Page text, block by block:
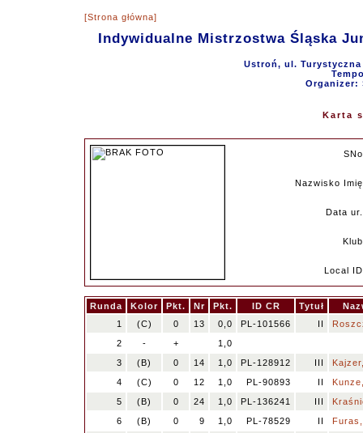
[Strona główna]
Indywidualne Mistrzostwa Śląska
Ustroń, ul. Turystyczna
Organizer:
Karta
SNo
Nazwisko Imię
Data ur.
Klub
Local ID
Runda Kolor Pkt. Nr Pkt. ID CR Tytuł
1
(C) 0 13 0,0 PL-101566 II
2
- +
1,0
3
(B) 0 14 1,0 PL-128912 III
4
(C) 0 12 1,0 PL-90893 II
5
(B) 0 24 1,0 PL-136241 III
6
(B) 0 9 1,0 PL-78529 II
Furas,